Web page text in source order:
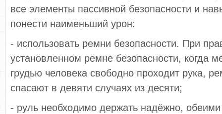
все элементы пассивной безопасности и
понести наименьший урон:
- использовать ремни безопасности. При
установленном ремне безопасности, когда
грудью человека свободно проходит рука,
спасают в девяти случаях из десяти;
- руль необходимо держать надёжно,